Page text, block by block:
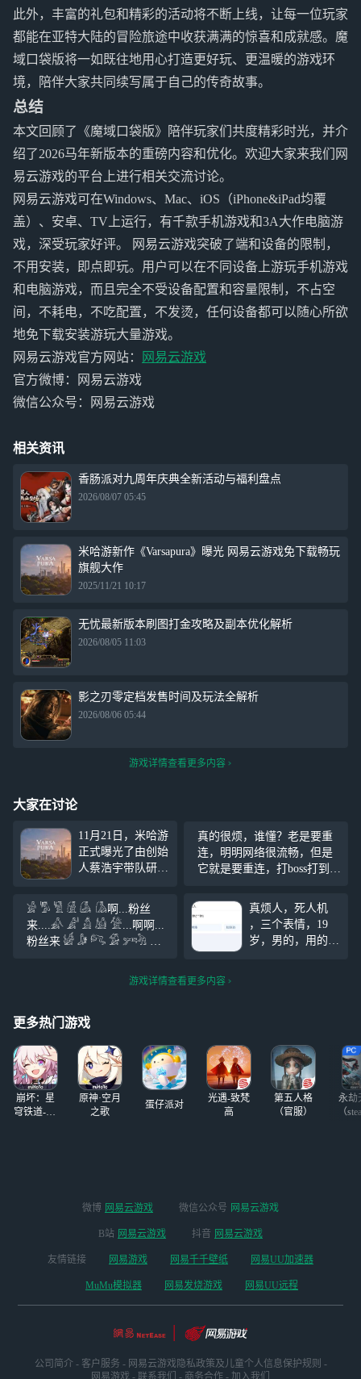
此外，丰富的礼包和精彩的活动将不断上线，让每一位玩家
都能在亚特大陆的冒险旅途中收获满满的惊喜和成就感。魔
域口袋版将一如既往地用心打造更好玩、更温暖的游戏环
境，陪伴大家共同续写属于自己的传奇故事。
总结
本文回顾了《魔域口袋版》陪伴玩家们共度精彩时光，并介
绍了2026马年新版本的重磅内容和优化。欢迎大家来我们网
易云游戏的平台上进行相关交流讨论。
网易云游戏可在Windows、Mac、iOS（iPhone&iPad均覆
盖）、安卓、TV上运行，有千款手机游戏和3A大作电脑游
戏，深受玩家好评。 网易云游戏突破了端和设备的限制，
不用安装，即点即玩。用户可以在不同设备上游玩手机游戏
和电脑游戏，而且完全不受设备配置和容量限制，不占空
间，不耗电，不吃配置，不发烫，任何设备都可以随心所欲
地免下载安装游玩大量游戏。
网易云游戏官方网站：
网易云游戏
官方微博：网易云游戏
微信公众号：网易云游戏
相关资讯
香肠派对九周年庆典全新活动与福利盘点
2026/08/07 05:45
米哈游新作《Varsapura》曝光 网易云游戏免下载畅玩
旗舰大作
2025/11/21 10:17
无忧最新版本刷图打金攻略及副本优化解析
2026/08/05 11:03
影之刃零定档发售时间及玩法全解析
2026/08/06 05:44
游戏详情查看更多内容
大家在讨论
11月21日，米哈游
正式曝光了由创始
人蔡浩宇带队研发
《Varsapura》，一
段长达31分钟的实
机演示瞬间引爆游
戏圈。这款基于虚
放世界游戏，以其
沉浸式叙事，预示
着二次元游戏下一
个世代的到来。
而对广大玩家来
说，一个问题随之
而来：如此高品质
的游戏，我的设备
真的很烦，谁懂？老是要重
连，明明网络很流畅，但是
它就是要重连，打boss打到丝
然就重连，重连上了，发现
自己被boss打死了，谁懂？真
的是气死了。
𓀂 𓀄 𓀅 𓀆 𓀇 𓀈啊...粉丝
来....𓀉 𓀊 𓀋 𓀌 𓀍...啊啊...
粉丝来 𓀎 𓀏 𓀐 𓀑 𓀒𓀓 𓀔
真烦人，死人机
，三个表情，19
岁，男的，用的手
个游戏，天天只会
玩别人的steam账
号，
游戏详情查看更多内容
更多热门游戏
崩坏：星
穹铁道-4.4
原神·空月
之歌
蛋仔派对
光遇-致梵
高
第五人格
（官服）
永劫
（
微博 网易云游戏 微信公众号 网易云游戏
B站 网易云游戏 抖音 网易云游戏
友情链接 网易游戏 网易千千壁纸 网易UU加速器
MuMu模拟器 网易发烧游戏 网易UU远程
公司简介 - 客户服务 - 网易云游戏隐私政策及儿童个人信息保护规则 -
网易游戏 - 联系我们 - 商务合作 - 加入我们